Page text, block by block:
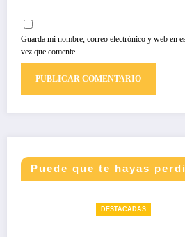
Guarda mi nombre, correo electrónico y web en
vez que comente.
Puede que te hayas